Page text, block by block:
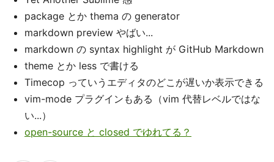
package とか thema の generator
markdown preview やばい...
markdown の syntax highlight が GitHub Markdown
theme とか less で書ける
Timecop っていうエディタのどこが遅いか表示できる
vim-mode プラグインもある（vim 代替レベルではな
い...）
open-source と closed でゆれてる？